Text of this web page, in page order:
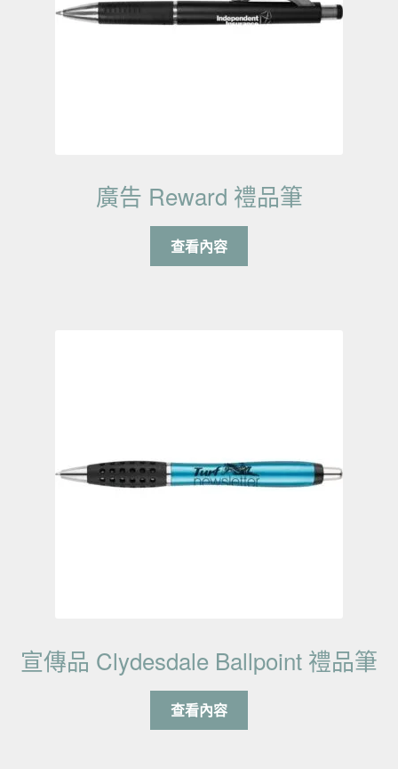
廣告 Reward 禮品筆
查看內容
宣傳品 Clydesdale Ballpoint 禮品筆
查看內容